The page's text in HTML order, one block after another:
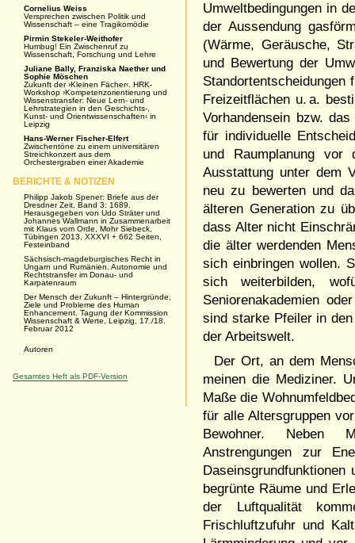
Umweltbedingungen in
der Aussendung
(Wärme, Geräusche,
und Bewertung der
Freizeitflächen u. a.
Vorhandensein bzw.
für individuelle
und Raumplanung vor
Ausstattung unter dem
neu zu bewerten und
älteren Generation zu
dass Alter nicht
die älter werdenden
sich einbringen wollen.
sich weiterbilden,
Seniorenakademien
sind starke Pfeiler in
der Arbeitswelt.
Der Ort, an dem
meinen die Mediziner.
Maße die
für alle Altersgruppen
Bewohner. Neben
Anstrengungen zur
begrünte Räume und
der Luftqualität
Frischluftzufuhr und
Cornelius Weiss
Versprechen zwischen Politik und
Wissenschaft – eine Tragikomödie
Pirmin Stekeler-Weithofer
Humbug! Ein Zwischenruf zu
Wissenschaft, Forschung und Lehre
Juliane Bally, Franziska Naether und
Sophie Möschen
Zukunft der ›Kleinen Fächer‹. HRK-
Workshop ›Kompetenzorientierung und
Wissenstransfer: Neue Lern- und
Lehrstrategien in den Geschichts-,
Kunst- und Orientwissenschaften‹ in
Leipzig
Hans-Werner Fischer-Elfert
Zwischentöne zu einem universitären
Streichkonzert aus dem
Orchestergraben einer Akademie
BERICHTE & NOTIZEN
Philipp Jakob Spener: Briefe aus der
Dresdner Zeit. Band 3: 1689.
Herausgegeben von Udo Sträter und
Johannes Wallmann in Zusammenarbeit
mit Klaus vom Orde, Mohr Siebeck,
Tübingen 2013, XXXVI + 662 Seiten,
Festeinband
Sächsisch-magdeburgisches Recht in
Ungarn und Rumänien. Autonomie und
Rechtstransfer im Donau- und
Karpatenraum
Der Mensch der Zukunft – Hintergründe,
Ziele und Probleme des Human
Enhancement. Tagung der Kommission
Wissenschaft & Werte, Leipzig, 17./18.
Februar 2012
Autoren
Gesamtes Heft als PDF-Version